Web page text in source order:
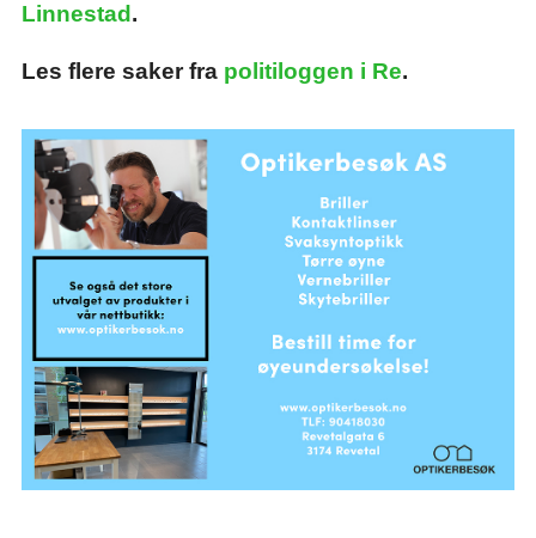
Linnestad .
Les flere saker fra politiloggen i Re.